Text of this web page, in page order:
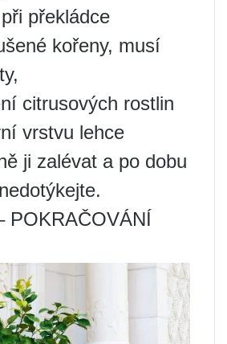
překládce
kořeny, musí
citrusových rostlin
vrstvu lehce
ji zalévat a po dobu
POKRAČOVÁNÍ